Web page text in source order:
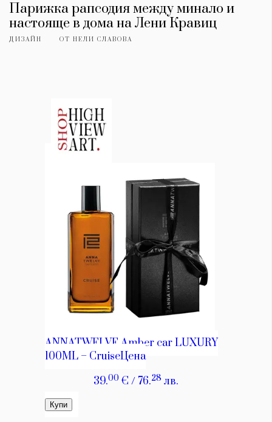
Парижка рапсодия между минало и
настояще в дома на Лени Кравиц
ДИЗАЙН ОТ НЕЛИ СЛАВОВА